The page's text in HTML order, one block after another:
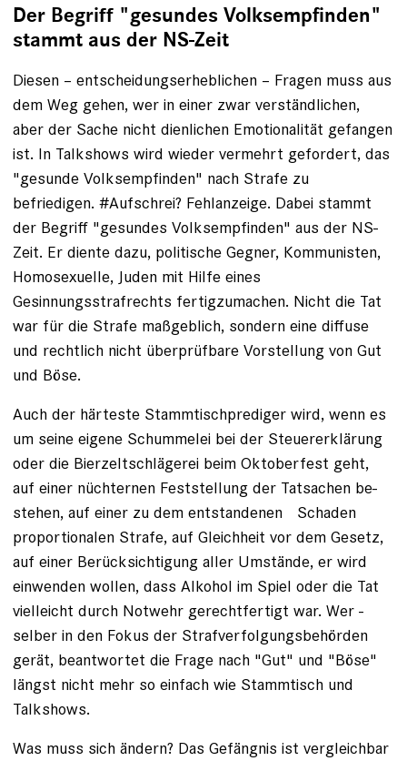
Der Begriff "gesundes Volksempfinden"
stammt aus der NS-Zeit
Diesen – entscheidungserheblichen – Fragen muss aus
dem Weg gehen, wer in einer zwar verständlichen,
aber der Sache nicht dienlichen Emotionalität gefangen
ist. In Talkshows wird wieder vermehrt gefordert, das
"gesunde Volksempfinden" nach Strafe zu
befriedigen. #Aufschrei? Fehlanzeige. Dabei stammt
der Begriff "gesundes Volksempfinden" aus der NS-
Zeit. Er diente dazu, politische Gegner, Kommunisten,
Homosexuelle, Juden mit Hilfe eines
Gesinnungsstrafrechts fertigzumachen. Nicht die Tat
war für die Strafe maßgeblich, sondern eine diffuse
und rechtlich nicht überprüfbare Vorstellung von Gut
und Böse.
Auch der härteste Stammtischprediger wird, wenn es
um seine eigene Schummelei bei der Steuererklärung
oder die Bierzeltschlägerei beim Oktoberfest geht,
auf einer nüchter­nen Feststellung der Tat­sachen be­
stehen, auf einer zu dem entstandenen Schaden
proportionalen Strafe, auf Gleichheit vor dem Gesetz,
auf einer Berücksichtigung aller Umstände, er wird
einwenden wollen, dass Alko­hol im Spiel oder die Tat
vielleicht durch Notwehr gerechtfertigt war. Wer ­
selber in den Fokus der Straf­verfolgungsbehörden
gerät, beantwortet die Frage nach "Gut" und ­"Böse"
längst nicht mehr so einfach wie Stammtisch und
Talkshows.
Was muss sich ändern? Das ­Gefängnis ist vergleichbar